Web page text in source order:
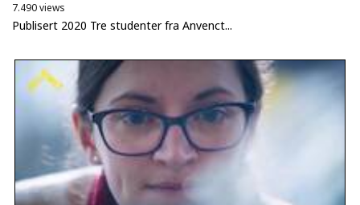
7.490 views
Publisert 2020 Tre studenter fra Anvenct...